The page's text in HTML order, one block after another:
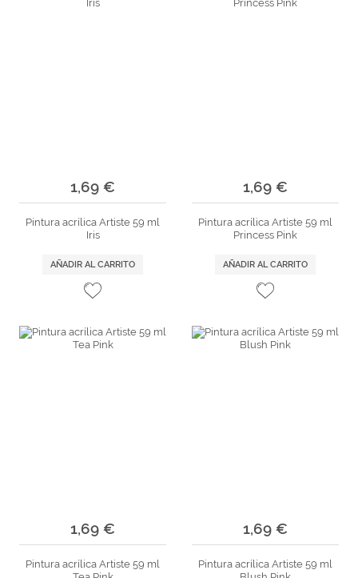
1,69 €
Pintura acrílica Artiste 59 ml
Iris
AÑADIR AL CARRITO
1,69 €
Pintura acrílica Artiste 59 ml
Princess Pink
AÑADIR AL CARRITO
1,69 €
Pintura acrílica Artiste 59 ml
1,69 €
Pintura acrílica Artiste 59 ml